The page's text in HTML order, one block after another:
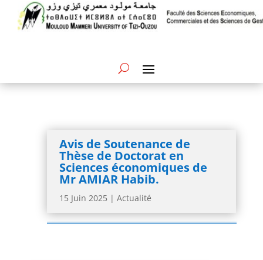
Avis de Soutenance de
Thèse de Doctorat en
Sciences économiques de
Mr AMIAR Habib.
15 Juin 2025 | Actualité